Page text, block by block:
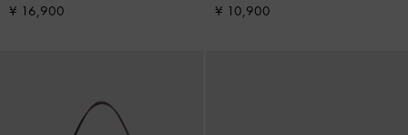
¥ 16,900 ¥ 10,900